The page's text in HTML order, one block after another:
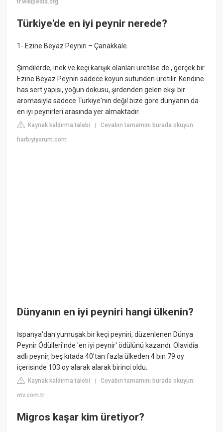
tr.wikipedia.org
Türkiye'de en iyi peynir nerede?
1- Ezine Beyaz Peyniri – Çanakkale
Şimdilerde, inek ve keçi karışık olanları üretilse de , gerçek bir
Ezine Beyaz Peyniri sadece koyun sütünden üretilir. Kendine
has sert yapısı, yoğun dokusu, şirdenden gelen ekşi bir
aromasıyla sadece Türkiye'nin değil bize göre dünyanın da
en iyi peynirleri arasında yer almaktadır.
Kaynak kaldırma talebi |Cevabın tamamını burada okuyun:
harbiyiyorum.com
Dünyanın en iyi peyniri hangi ülkenin?
İspanya'dan yumuşak bir keçi peyniri, düzenlenen Dünya
Peynir Ödülleri'nde 'en iyi peynir' ödülünü kazandı. Olavidia
adlı peynir, beş kıtada 40'tan fazla ülkeden 4 bin 79 oy
içerisinde 103 oy alarak alarak birinci oldu.
Kaynak kaldırma talebi |Cevabın tamamını burada okuyun:
ntv.com.tr
Migros kaşar kim üretiyor?